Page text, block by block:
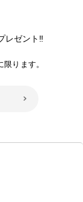
レゼント‼
ります。